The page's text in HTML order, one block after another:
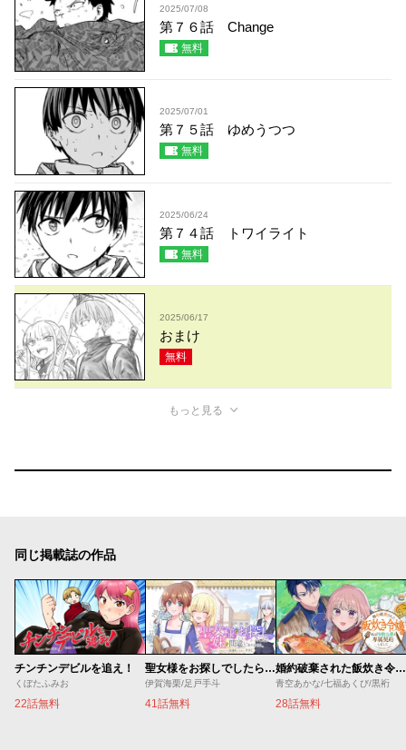
2025/07/08
第７６話 Change
無料
2025/07/01
第７５話 ゆめうつつ
無料
2025/06/24
第７４話 トワイライト
無料
2025/06/17
おまけ
無料
もっと見る
同じ掲載誌の作品
チンチンデビルを追え！
くぼたふみお
22話無料
聖女様をお探しでしたら妹で間違いありません。さあどうぞお連れください、今すぐ。
伊賀海栗/足戸手斗
41話無料
婚約破棄された飯炊き令嬢の私は冷酷公爵と専属契約しました～ですが胃袋を掴んだ結果、冷たかった公爵様がどんどん優しくなっています～
青空あかな/七福あくび/黒裄
28話無料